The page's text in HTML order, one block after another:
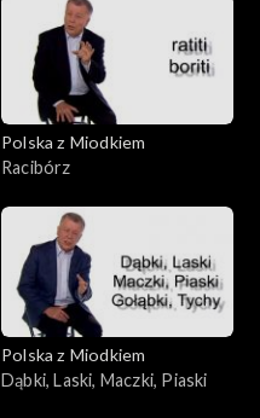
Polska z Miodkiem
Racibórz
Polska z Miodkiem
Dąbki, Laski, Maczki, Piaski